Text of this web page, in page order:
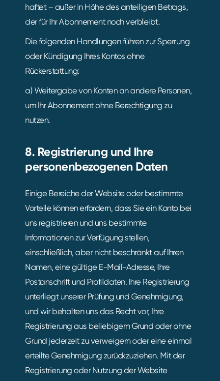
haftet – außer in Höhe des anteiligen Betrags,
der für Ihr Abonnement noch verbleibt.
Die folgenden Handlungen führen zur Sperrung
oder Kündigung Ihres Kontos ohne
Rückerstattung:
a) Weitergabe von Konten an andere Personen,
um Ihr Abonnement ohne Berechtigung zu
nutzen.
8. Registrierung und Ihre
personenbezogenen Daten
Einige Bereiche der Website oder bestimmte
Vorteile können erfordern, dass Sie ein Konto bei
uns registrieren und uns bestimmte
Informationen zur Verfügung stellen,
einschließlich, aber nicht beschränkt auf Ihren
Namen, eine gültige E-Mail-Adresse, Ihre
Postanschrift und Profildaten. Ihre Registrierung
unterliegt unserer Prüfung und Genehmigung,
und wir behalten uns das Recht vor, Ihre
Registrierung aus beliebigem Grund oder ohne
Grund jederzeit zu verweigern oder eine einmal
erteilte Genehmigung zurückzuziehen. Mit der
Registrierung oder Nutzung der Website